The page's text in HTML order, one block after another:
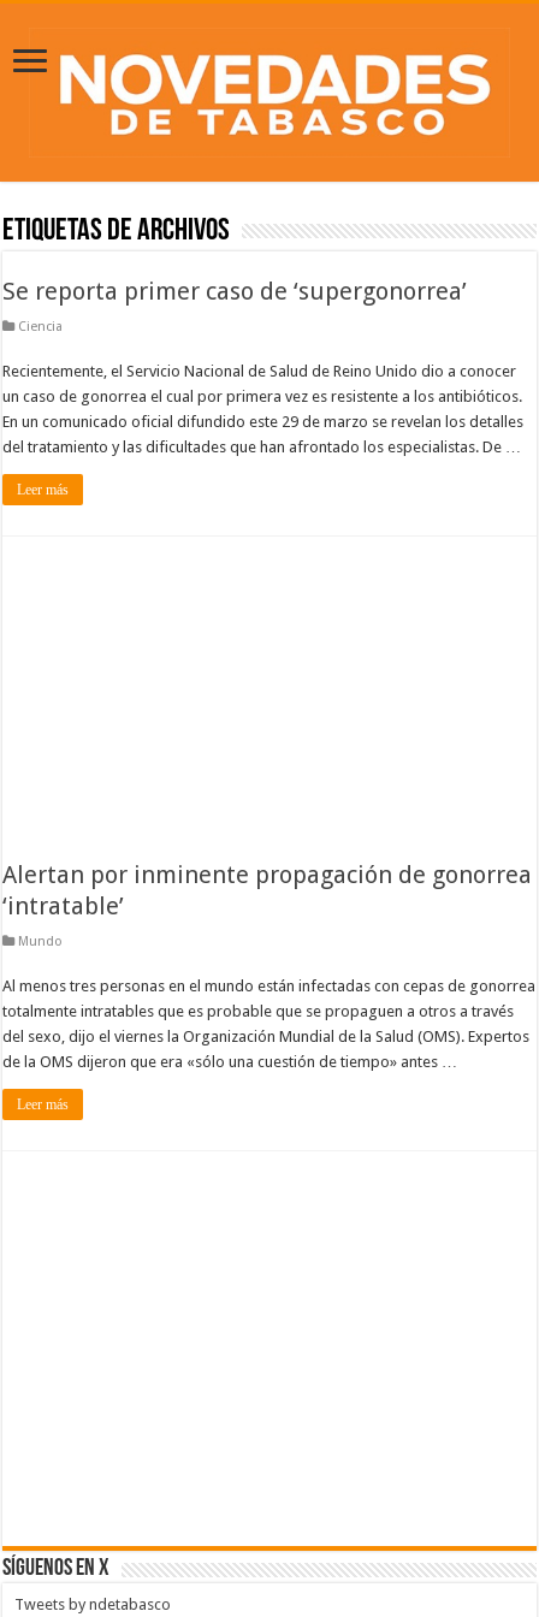
Etiquetas de Archivos
Se reporta primer caso de ‘supergonorrea’
Ciencia
Recientemente, el Servicio Nacional de Salud de Reino Unido dio a conocer
un caso de gonorrea el cual por primera vez es resistente a los antibióticos.
En un comunicado oficial difundido este 29 de marzo se revelan los detalles
del tratamiento y las dificultades que han afrontado los especialistas. De …
Leer más
Alertan por inminente propagación de gonorrea
‘intratable’
Mundo
Al menos tres personas en el mundo están infectadas con cepas de gonorrea
totalmente intratables que es probable que se propaguen a otros a través
del sexo, dijo el viernes la Organización Mundial de la Salud (OMS). Expertos
de la OMS dijeron que era «sólo una cuestión de tiempo» antes …
Leer más
SÍGUENOS EN X
Tweets by ndetabasco